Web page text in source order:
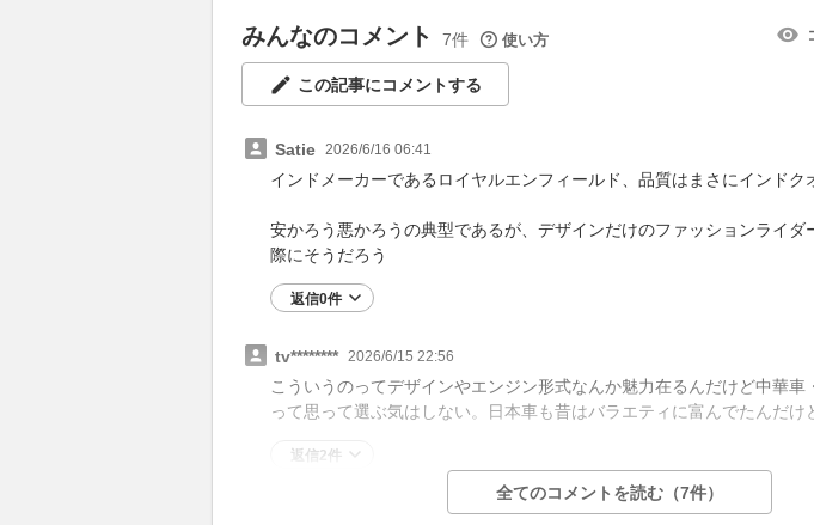
みんなのコメント 7件 使い方
この記事にコメントする
Satie 2026/6/16 06:41
インドメーカーであるロイヤルエンフィールド、品質はまさにインドク
安かろう悪かろうの典型であるが、デザインだけのファッションライダ
際にそうだろう
返信0件
tv******** 2026/6/15 22:56
こういうのってデザインやエンジン形式なんか魅力在るんだけど中華車
って思って選ぶ気はしない。日本車も昔はバラエティに富んでたんだけ
返信2件
全てのコメントを読む（7件）